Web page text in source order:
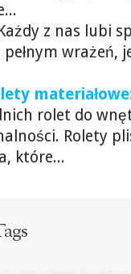
z nas lubi
wrażeń,
rolet do
Rolety
które...